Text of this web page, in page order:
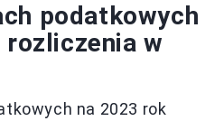
podatkowych
rozliczenia w
na 2023 rok